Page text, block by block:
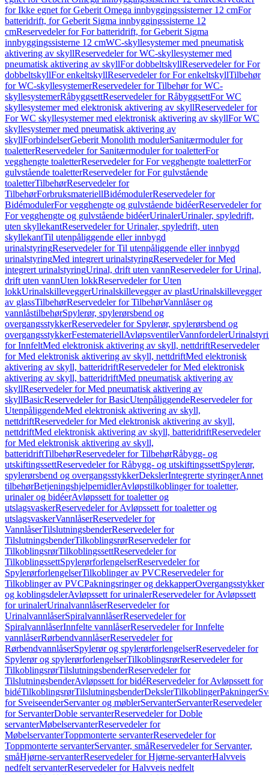
for Ikke egnet for Geberit Omega innbyggingssisterner 12 cmFor
batteridrift, for Geberit Sigma innbyggingssisterne 12
cmReservedeler for For batteridrift, for Geberit Sigma
innbyggingssisterne 12 cmWC-skyllesystemer med pneumatisk
aktivering av skyllReservedeler for WC-skyllesystemer med
pneumatisk aktivering av skyllFor dobbeltskyllReservedeler for For
dobbeltskyllFor enkeltskyllReservedeler for For enkeltskyllTilbehør
for WC-skyllesystemerReservedeler for Tilbehør for WC-
skyllesystemerRåbyggsettReservedeler for RåbyggsettFor WC
skyllesystemer med elektronisk aktivering av skyllReservedeler for
For WC skyllesystemer med elektronisk aktivering av skyllFor WC
skyllesystemer med pneumatisk aktivering av
skyllForbindelserGeberit Monolith modulerSanitærmoduler for
toaletterReservedeler for Sanitærmoduler for toaletterFor
vegghengte toaletterReservedeler for For vegghengte toaletterFor
gulvstående toaletterReservedeler for For gulvstående
toaletterTilbehørReservedeler for
TilbehørForbruksmateriellBidémodulerReservedeler for
BidémodulerFor vegghengte og gulvstående bidéerReservedeler for
For vegghengte og gulvstående bidéerUrinalerUrinaler, spyledrift,
uten skyllekantReservedeler for Urinaler, spyledrift, uten
skyllekantTil utenpåliggende eller innbygd
urinalstyringReservedeler for Til utenpåliggende eller innbygd
urinalstyringMed integrert urinalstyringReservedeler for Med
integrert urinalstyringUrinal, drift uten vannReservedeler for Urinal,
drift uten vannUten lokkReservedeler for Uten
lokkUrinalskilleveggerUrinalskillevegger av plastUrinalskillevegger
av glassTilbehørReservedeler for TilbehørVannlåser og
vannlåstilbehørSpylerør, spylerørsbend og
overgangsstykkerReservedeler for Spylerør, spylerørsbend og
overgangsstykkerFestemateriellAvløpsventilerVannfordeler
for InnfeltMed elektronisk aktivering av skyll, nettdriftReservedeler
for Med elektronisk aktivering av skyll, nettdriftMed elektronisk
aktivering av skyll, batteridriftReservedeler for Med elektronisk
aktivering av skyll, batteridriftMed pneumatisk aktivering av
skyllReservedeler for Med pneumatisk aktivering av
skyllBasicReservedeler for BasicUtenpåliggendeReservedeler for
UtenpåliggendeMed elektronisk aktivering av skyll,
nettdriftReservedeler for Med elektronisk aktivering av skyll,
nettdriftMed elektronisk aktivering av skyll, batteridriftReservedeler
for Med elektronisk aktivering av skyll,
batteridriftTilbehørReservedeler for TilbehørRåbygg- og
utskiftingssettReservedeler for Råbygg- og utskiftingssettSpylerør,
spylerørsbend og overgangsstykkerDekslerIntegrerte styringerAnnet
tilbehørBetjeningshjelpemidlerAvløpstilkoblinger for toaletter,
urinaler og bidéerAvløpssett for toaletter og
utslagsvaskerReservedeler for Avløpssett for toaletter og
utslagsvaskerVannlåserReservedeler for
VannlåserTilslutningsbenderReservedeler for
TilslutningsbenderTilkoblingsrørReservedeler for
TilkoblingsrørTilkoblingssettReservedeler for
TilkoblingssettSpylerørforlengelserReservedeler for
SpylerørforlengelserTilkoblinger av PVCReservedeler for
Tilkoblinger av PVCPakningsringer og dekkapperOvergangsstykker
og koblingsdelerAvløpssett for urinalerReservedeler for Avløpssett
for urinalerUrinalvannlåserReservedeler for
UrinalvannlåserSpiralvannlåserReservedeler for
SpiralvannlåserInnfelte vannlåserReservedeler for Innfelte
vannlåserRørbendvannlåserReservedeler for
RørbendvannlåserSpylerør og spylerørforlengelserReservedeler for
Spylerør og spylerørforlengelserTilkoblingsrørReservedeler for
TilkoblingsrørTilslutningsbenderReservedeler for
TilslutningsbenderAvløpssett for bidéReservedeler for Avløpssett for
bidéTilkoblingsrørTilslutningsbenderDekslerTilkoblingerPakninger
for SveiseenderServanter og møblerServanterServanterReservedeler
for ServanterDoble servanterReservedeler for Doble
servanterMøbelservanterReservedeler for
MøbelservanterToppmonterte servanterReservedeler for
Toppmonterte servanterServanter, småReservedeler for Servanter,
småHjørne-servanterReservedeler for Hjørne-servanterHalvveis
nedfelt servanterReservedeler for Halvveis nedfelt